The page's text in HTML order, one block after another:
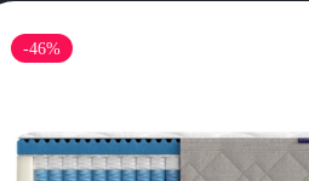
-46%